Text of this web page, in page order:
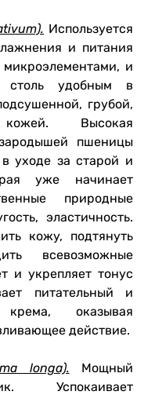
Используется
и питания
и
столь удобным в
грубой,
Высокая
пшеницы
уходе за старой и
уже начинает
природные
эластичность.
кожу, подтянуть
всевозможные
и укрепляет тонус
питательный и
оказывая
действие.
longa). Мощный
Успокаивает